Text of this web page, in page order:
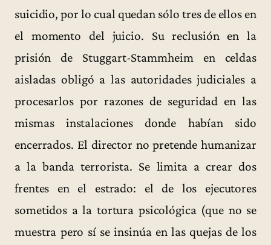
suicidio, por lo cual quedan sólo tres de ellos en
el momento del juicio. Su reclusión en la
prisión de Stuggart-Stammheim en celdas
aisladas obligó a las autoridades judiciales a
procesarlos por razones de seguridad en las
mismas instalaciones donde habían sido
encerrados. El director no pretende humanizar
a la banda terrorista. Se limita a crear dos
frentes en el estrado: el de los ejecutores
sometidos a la tortura psicológica (que no se
muestra pero sí se insinúa en las quejas de los